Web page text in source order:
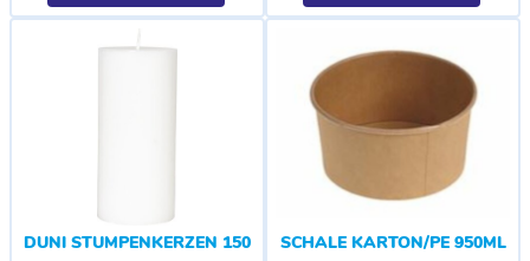
DUNI STUMPENKERZEN 150
SCHALE KARTON/PE 950ML